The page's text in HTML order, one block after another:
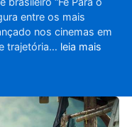
entre os mais
nos cinemas em
trajetória… leia mais